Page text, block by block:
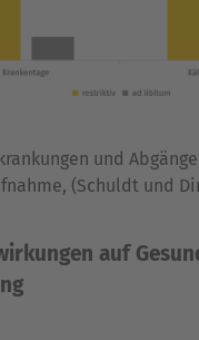
und
(Schuldt und
auf